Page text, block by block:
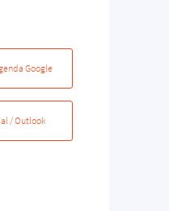
Google
/ Outlook